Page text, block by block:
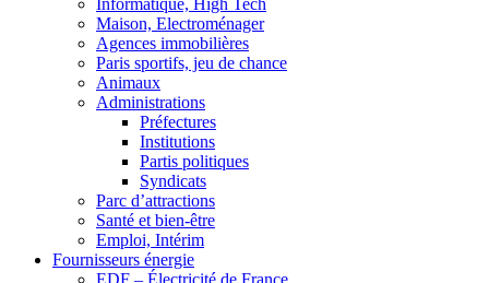
Informatique, High Tech
Maison, Electroménager
Agences immobilières
Paris sportifs, jeu de chance
Animaux
Administrations
Préfectures
Institutions
Partis politiques
Syndicats
Parc d’attractions
Santé et bien-être
Emploi, Intérim
Fournisseurs énergie
EDF – Électricité de France